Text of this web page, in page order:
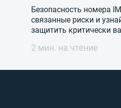
Безопасность номера
связанные риски и
защитить критически
2 мин. на чтение